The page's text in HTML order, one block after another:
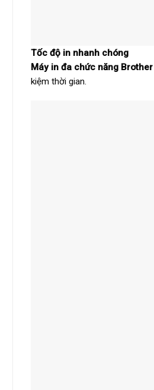
Tốc độ in nhanh chóng
Máy in đa chức năng Brother
kiệm thời gian.